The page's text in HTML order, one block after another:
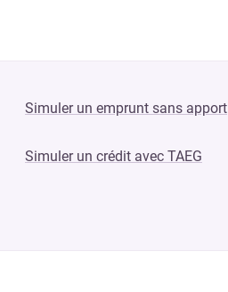
Simuler un emprunt sans apport
Simuler un crédit avec TAEG